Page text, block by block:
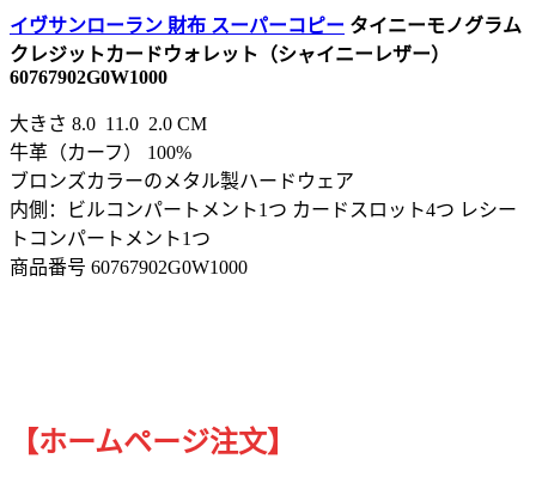
イヴサンローラン 財布 スーパーコピー タイニーモノグラム
クレジットカードウォレット（シャイニーレザー）
60767902G0W1000
大きさ 8.0 11.0 2.0 CM
牛革（カーフ） 100%
ブロンズカラーのメタル製ハードウェア
内側：ビルコンパートメント1つ カードスロット4つ レシー
トコンパートメント1つ
商品番号 60767902G0W1000
【ホームページ注文】